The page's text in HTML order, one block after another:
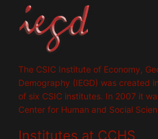
The CSIC Institute of Economy,
Demography (IEGD) was created
of six CSIC institutes. In 2007 it
Center for Human and Social
Institutes at CCHS